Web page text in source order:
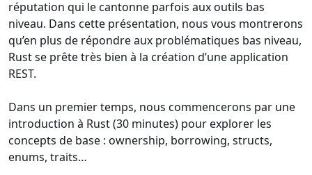
réputation qui le cantonne parfois aux outils bas
niveau. Dans cette présentation, nous vous montrerons
qu’en plus de répondre aux problématiques bas niveau,
Rust se prête très bien à la création d’une application
REST.
Dans un premier temps, nous commencerons par une
introduction à Rust (30 minutes) pour explorer les
concepts de base : ownership, borrowing, structs,
enums, traits…